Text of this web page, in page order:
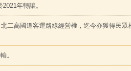
年轉讓。
二高國道客運路線經營權，迄今亦獲得民眾
。